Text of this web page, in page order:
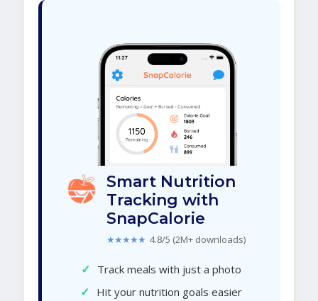
Smart Nutrition
Tracking with
SnapCalorie
★★★★★ 4.8/5 (2M+ downloads)
✓ Track meals with just a photo
✓ Hit your nutrition goals easier